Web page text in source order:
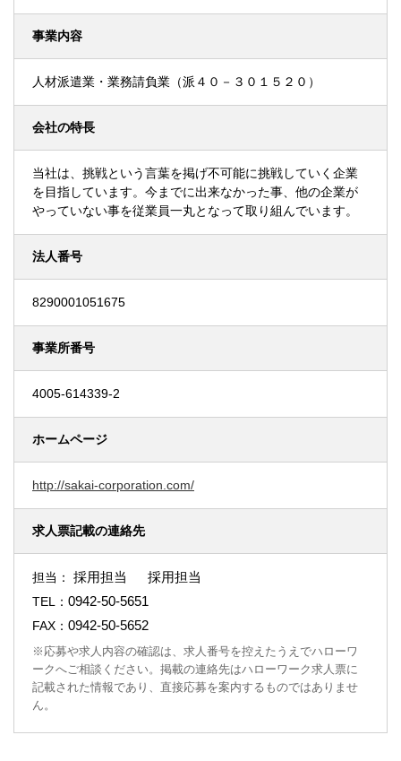
事業内容
人材派遣業・業務請負業（派４０－３０１５２０）
会社の特長
当社は、挑戦という言葉を掲げ不可能に挑戦していく企業
を目指しています。今までに出来なかった事、他の企業が
やっていない事を従業員一丸となって取り組んでいます。
法人番号
8290001051675
事業所番号
4005-614339-2
ホームページ
http://sakai-corporation.com/
求人票記載の連絡先
担当： 採用担当 採用担当
TEL： 0942-50-5651
FAX： 0942-50-5652
※応募や求人内容の確認は、求人番号を控えたうえでハローワ
ークへご相談ください。掲載の連絡先はハローワーク求人票に
記載された情報であり、直接応募を案内するものではありませ
ん。